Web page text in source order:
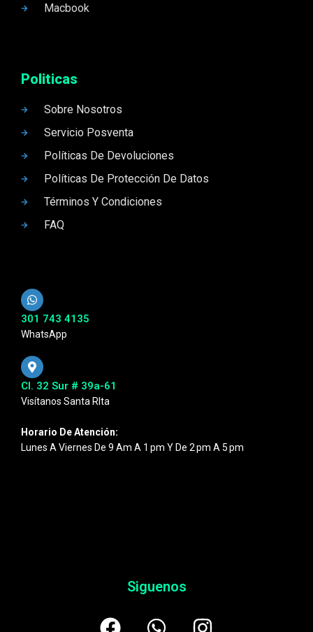
Macbook
Politicas
Sobre Nosotros
Servicio Posventa
Políticas De Devoluciones
Políticas De Protección De Datos
Términos Y Condiciones
FAQ
301 743 4135
WhatsApp
Cl. 32 Sur # 39a-61
Visítanos Santa RIta
Horario De Atención:
Lunes A Viernes De 9 Am A 1 Pm Y De 2 Pm A 5 Pm
Siguenos